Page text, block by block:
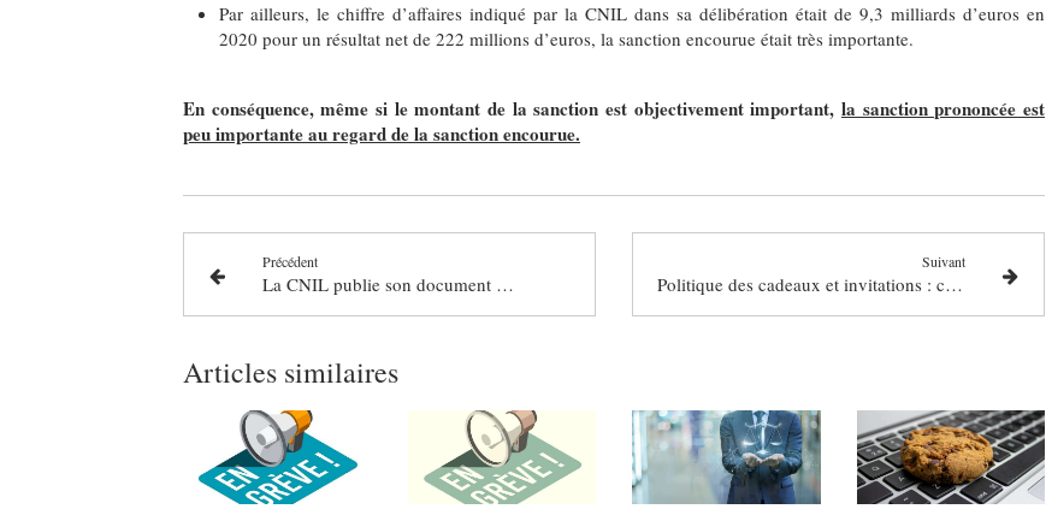
Par ailleurs, le chiffre d’affaires indiqué par la CNIL dans sa délibération était de 9,3 milliards d’euros en
2020 pour un résultat net de 222 millions d’euros, la sanction encourue était très importante.
En conséquence, même si le montant de la sanction est objectivement important, la sanction prononcée est
peu importante au regard de la sanction encourue.
Précédent
La CNIL publie son document sur la CYBERSECURITE de 2020
Suivant
Politique des cadeaux et invitations : ce n'est pas tous les jours Noël!
Articles similaires